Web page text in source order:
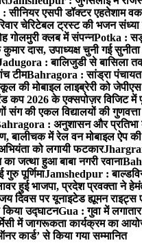
एसपी डॉक्टर एहतेशाम
चेरिटेबल ट्रस्ट की भजन
गोलमुरी क्लब में संपन्नPotka :
दास, उपाध्यक्ष चुनी गई सुनीता
: बालिजुडी से बासिला
टीमBahragora : सांड्रा
की मोबाइल लाइब्रेरी को
कप 2026 के एक्सपोज़र विजिट में
की एकल विद्यालयों की
: अनुशासन और प्रतिभा के
बालीचक में रेल वन मोबाइल ऐप
को लगायी फटकार
जत्था हुआ बाबा नगरी रवाना
पूर्णिमाJamshedpur :
हुई भाजपा, प्रदेश प्रवक्ता ने
दिवस पर यूनाइटेड ह्यूमन
उद्घाटनGua : गुवा में
में जागरूकता कार्यक्रम का
कार्ड’ से किया गया सम्मानित